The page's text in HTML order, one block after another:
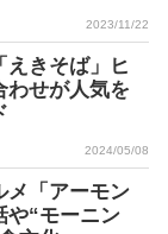
2023/11/22
えきそば」ヒ
せが人気を
2024/05/08
メ「アーモン
“モーニン